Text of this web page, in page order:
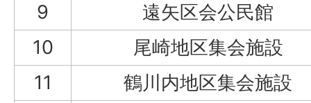
9
遠矢区会公民館
10
尾崎地区集会施設
11
鶴川内地区集会施設